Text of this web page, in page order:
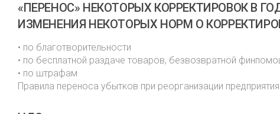
«ПЕРЕНОС» НЕКОТОРЫХ КОРРЕКТИРОВОК В
ИЗМЕНЕНИЯ НЕКОТОРЫХ НОРМ О
• по благотворительности
• по бесплатной раздаче товаров, безвозвратной
• по штрафам
Правила переноса убытков при реорганизации предприятия